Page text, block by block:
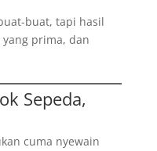
buat, tapi hasil
prima, dan
Sepeda,
cuma nyewain